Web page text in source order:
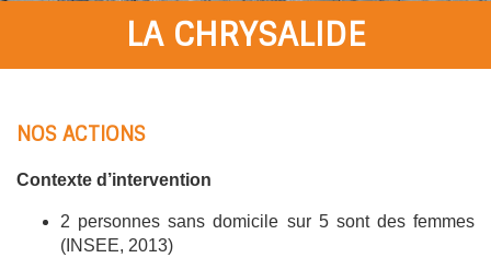
LA CHRYSALIDE
NOS ACTIONS
Contexte d’intervention
2 personnes sans domicile sur 5 sont des femmes
(INSEE, 2013)